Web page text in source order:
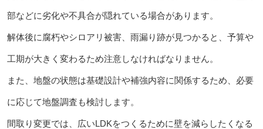
部などに劣化や不具合が隠れている場合があります。
解体後に腐朽やシロアリ被害、雨漏り跡が見つかると、予算や
工期が大きく変わるため注意しなければなりません。
また、地盤の状態は基礎設計や補強内容に関係するため、必要
に応じて地盤調査も検討します。
間取り変更では、広いLDKをつくるために壁を減らしたくなる